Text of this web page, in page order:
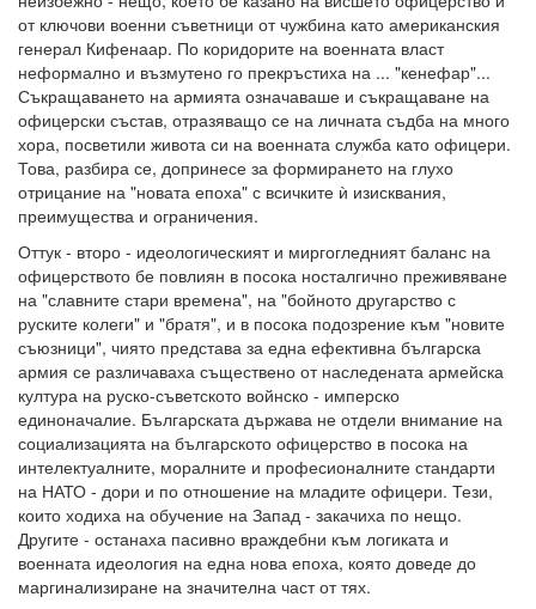
от ключови военни съветници от чужбина като американския
генерал Кифенаар. По коридорите на военната власт
неформално и възмутено го прекръстиха на ... "кенефар"...
Съкращаването на армията означаваше и съкращаване на
офицерски състав, отразяващо се на личната съдба на много
хора, посветили живота си на военната служба като офицери.
Това, разбира се, допринесе за формирането на глухо
отрицание на "новата епоха" с всичките ѝ изисквания,
преимущества и ограничения.
Оттук - второ - идеологическият и миргогледният баланс на
офицерството бе повлиян в посока носталгично преживяване
на "славните стари времена", на "бойното другарство с
руските колеги" и "братя", и в посока подозрение към "новите
съюзници", чиято представа за една ефективна българска
армия се различаваха съществено от наследената армейска
култура на руско-съветското войнско - имперско
единоначалие. Българската държава не отдели внимание на
социализацията на българското офицерство в посока на
интелектуалните, моралните и професионалните стандарти
на НАТО - дори и по отношение на младите офицери. Тези,
които ходиха на обучение на Запад - закачиха по нещо.
Другите - останаха пасивно враждебни към логиката и
военната идеология на една нова епоха, която доведе до
маргинализиране на значителна част от тях.